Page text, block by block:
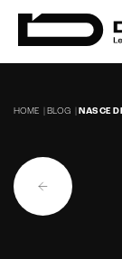
Web, App
HOME BLOG NASCE